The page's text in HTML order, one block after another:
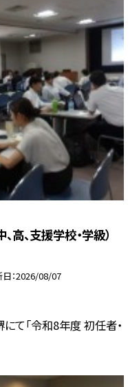
高、支援学校・学級）
日 2026/08/07
にて「令和8年度 初任者・